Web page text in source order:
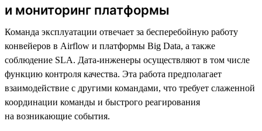
и мониторинг платформы
Команда эксплуатации отвечает за бесперебойную работу
конвейеров в Airflow и платформы Big Data, а также
соблюдение SLA. Дата-инженеры осуществляют в том числе
функцию контроля качества. Эта работа предполагает
взаимодействие с другими командами, что требует слаженной
координации команды и быстрого реагирования
на возникающие события.